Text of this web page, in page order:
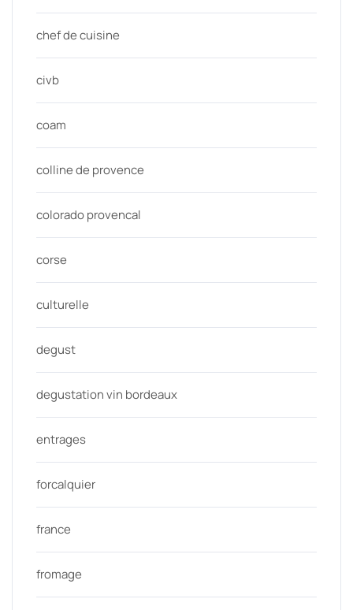
chef de cuisine
civb
coam
colline de provence
colorado provencal
corse
culturelle
degust
degustation vin bordeaux
entrages
forcalquier
france
fromage